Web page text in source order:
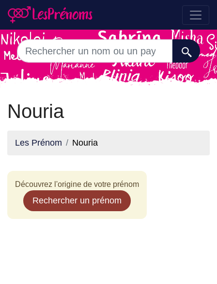
Nouria
Les Prénom Nouria
Découvrez l'origine de votre prénom
Rechercher un prénom